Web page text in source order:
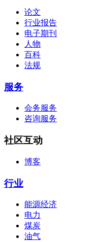
论文
行业报告
电子期刊
人物
百科
法规
服务
会务服务
咨询服务
社区互动
博客
行业
能源经济
电力
煤炭
油气